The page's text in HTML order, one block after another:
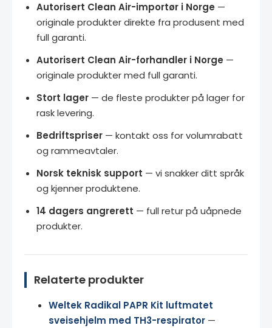
Autorisert Clean Air-importør i Norge —
originale produkter direkte fra produsent med
full garanti.
Autorisert Clean Air-forhandler i Norge —
originale produkter med full garanti.
Stort lager — de fleste produkter på lager for
rask levering.
Bedriftspriser — kontakt oss for volumrabatt
og rammeavtaler.
Norsk teknisk support — vi snakker ditt språk
og kjenner produktene.
14 dagers angrerett — full retur på uåpnede
produkter.
Relaterte produkter
Weltek Radikal PAPR Kit luftmatet
sveisehjelm med TH3-respirator —